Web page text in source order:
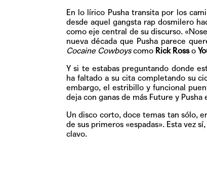
En lo lírico Pusha transita por los
desde aquel gangsta rap dosmilero
como eje central de su discurso.
nueva década que Pusha parece
Cocaine Cowboyscomo Rick Rosso
Y si te estabas preguntando donde
ha faltado a su cita completando su
embargo, el estribillo y funcional
deja con ganas de más Future y
Un disco corto, doce temas tan sólo,
de sus primeros «espadas». Esta vez
clavo.